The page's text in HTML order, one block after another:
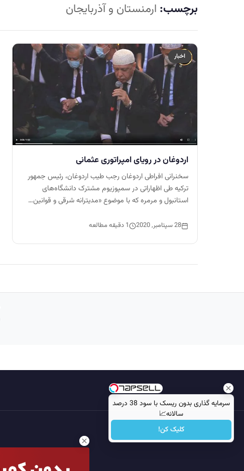
سرمایه گذاری بدون ریسک با سود 38 درصد
سالانه📈
کلیک کن!
برچسب: ارمنستان و آذربایجان
اخبار
اردوغان در رویای امپراتوری عثمانی
سخنرانی افراطی اردوغان رجب طیب اردوغان، رئیس جمهور
ترکیه طی اظهاراتی در سمپوزیوم مشترک دانشگاه‌های
استانبول و مرمره که با موضوع «مدیترانه شرقی و قوانین…
28 سپتامبر, 2020 1 دقیقه مطالعه